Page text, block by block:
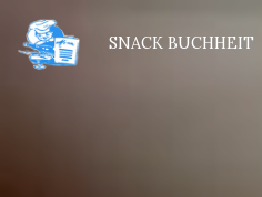
SNACK BUCHHEIT
Panneau de gestion des cookies